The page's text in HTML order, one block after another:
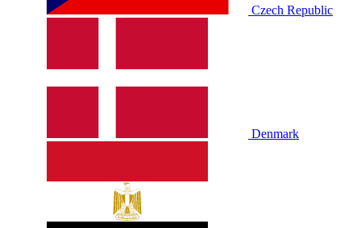
Czech Republic
Denmark